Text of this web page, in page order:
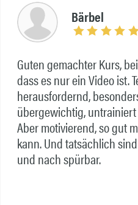
Bärbel
Guten gemachter Kurs,
dass es nur ein Video ist.
herausfordernd,
übergewichtig,
Aber motivierend, so gut
kann. Und tatsächlich
und nach spürbar.